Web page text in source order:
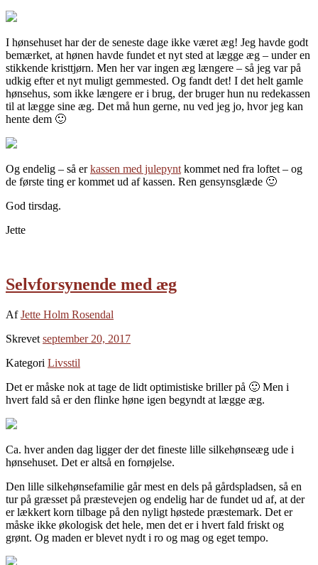
I hønsehuset har der de seneste dage ikke været æg! Jeg havde godt
bemærket, at hønen havde fundet et nyt sted at lægge æg – under en
stikkende kristtjørn. Men her var ingen æg længere – så jeg var på
udkig efter et nyt muligt gemmested. Og fandt det! I det helt gamle
hønsehus, som ikke længere er i brug, der bruger hun nu redekassen
til at lægge sine æg. Det må hun gerne, nu ved jeg jo, hvor jeg kan
hente dem 🙂
Og endelig – så erkassen med julepynt kommet ned fra loftet – og
de første ting er kommet ud af kassen. Ren gensynsglæde 🙂
God tirsdag.
Jette
Selvforsynende med æg
AfJette Holm Rosendal
Skrevet september 20, 2017
Kategori Livsstil
Det er måske nok at tage de lidt optimistiske briller på 🙂 Men i
hvert fald så er den flinke høne igen begyndt at lægge æg.
Ca. hver anden dag ligger der det fineste lille silkehønseæg ude i
hønsehuset. Det er altså en fornøjelse.
Den lille silkehønsefamilie går mest en dels på gårdspladsen, så en
tur på græsset på præstevejen og endelig har de fundet ud af, at der
er lækkert korn tilbage på den nyligt høstede præstemark. Det er
måske ikke økologisk det hele, men det er i hvert fald friskt og
grønt. Og maden er blevet nydt i ro og mag og eget tempo.